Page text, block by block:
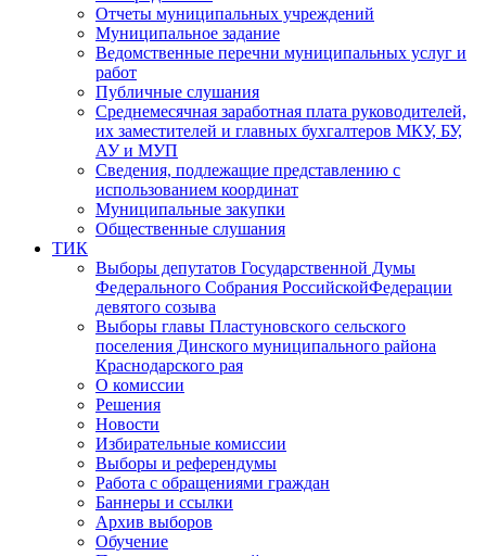
Отчеты муниципальных учреждений
Муниципальное задание
Ведомственные перечни муниципальных услуг и
работ
Публичные слушания
Среднемесячная заработная плата руководителей,
их заместителей и главных бухгалтеров МКУ, БУ,
АУ и МУП
Сведения, подлежащие представлению с
использованием координат
Муниципальные закупки
Общественные слушания
ТИК
Выборы депутатов Государственной Думы
Федерального Собрания РоссийскойФедерации
девятого созыва
Выборы главы Пластуновского сельского
поселения Динского муниципального района
Краснодарского рая
О комиссии
Решения
Новости
Избирательные комиссии
Выборы и референдумы
Работа с обращениями граждан
Баннеры и ссылки
Архив выборов
Обучение